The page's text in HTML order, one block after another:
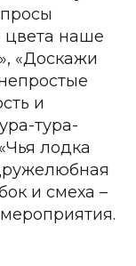
цвета наше
«Доскажи
и
тура-
лодка
и смеха –